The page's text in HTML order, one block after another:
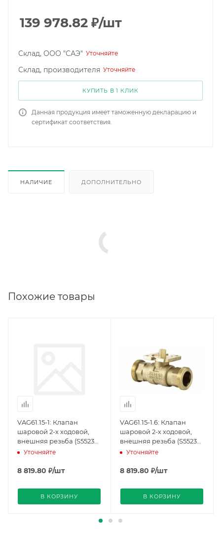
139 978.82 ₽/шт
Склад, ООО "САЭ" Уточняйте
Склад, производителя Уточняйте
КУПИТЬ В 1 КЛИК
Данная продукция имеет таможенную декларацию и
сертификат соответствия.
НАЛИЧИЕ ДОПОЛНИТЕЛЬНО
Похожие товары
VAG61.15-1: Клапан
шаровой 2-х ходовой,
внешняя резьба (S55230-
V100), Siemens
Уточняйте
8 819.80 ₽/шт
В КОРЗИНУ
VAG61.15-1.6: Клапан
шаровой 2-х ходовой,
внешняя резьба (S55230-
V101), Siemens
Уточняйте
8 819.80 ₽/шт
В КОРЗИНУ